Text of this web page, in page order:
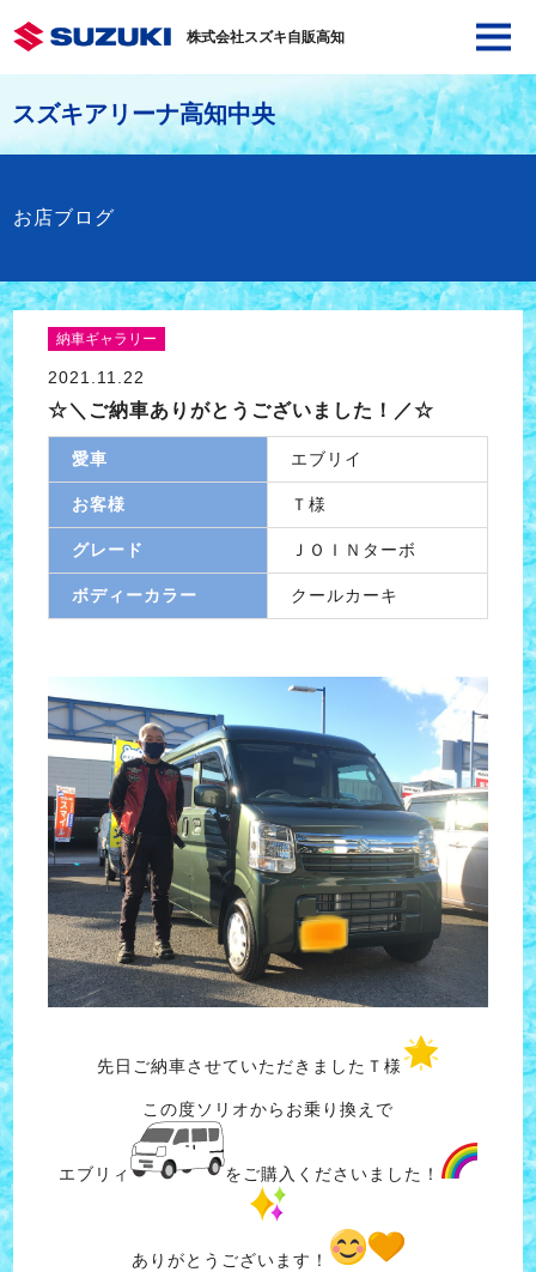
株式会社スズキ自販高知
スズキアリーナ高知中央
お店ブログ
納車ギャラリー
2021.11.22
☆＼ご納車ありがとうございました！／☆
愛車 エブリイ
お客様 Ｔ様
グレード ＪＯＩＮターボ
ボディーカラー クールカーキ
先日ご納車させていただきましたＴ様
この度ソリオからお乗り換えで
エブリィ をご購入くださいました！
ありがとうございます！